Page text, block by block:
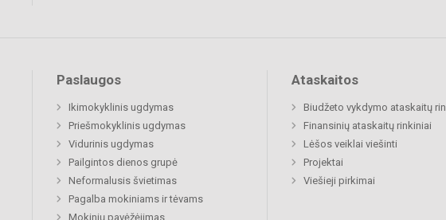
Paslaugos
Ikimokyklinis ugdymas
Priešmokyklinis ugdymas
Vidurinis ugdymas
Pailgintos dienos grupė
Neformalusis švietimas
Pagalba mokiniams ir tėvams
Mokinių pavėžėjimas
Ataskaitos
Biudžeto vykdymo ataskaitų
Finansinių ataskaitų rinkiniai
Lėšos veiklai viešinti
Projektai
Viešieji pirkimai